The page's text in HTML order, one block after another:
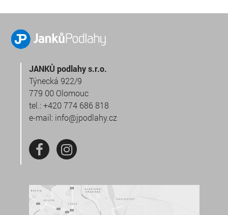
JANKŮ podlahy s.r.o.
Týnecká 922/9
779 00 Olomouc
tel.:+420 774 686 818
e-mail: info@jpodlahy.cz